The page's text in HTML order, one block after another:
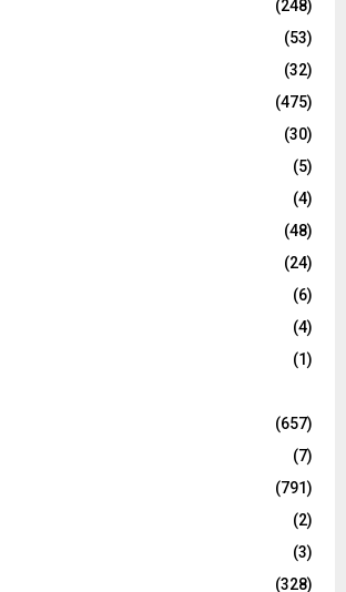
(248)
(53)
(32)
(475)
(30)
(5)
(4)
(48)
(24)
(6)
(4)
(1)
(657)
(7)
(791)
(2)
(3)
(328)